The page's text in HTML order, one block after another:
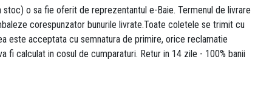
o sa fie oferit de reprezentantul e-Baie. Termenul de livrare
corespunzator bunurile livrate.Toate coletele se trimit cu
este acceptata cu semnatura de primire, orice reclamatie
fi calculat in cosul de cumparaturi. Retur in 14 zile - 100% banii